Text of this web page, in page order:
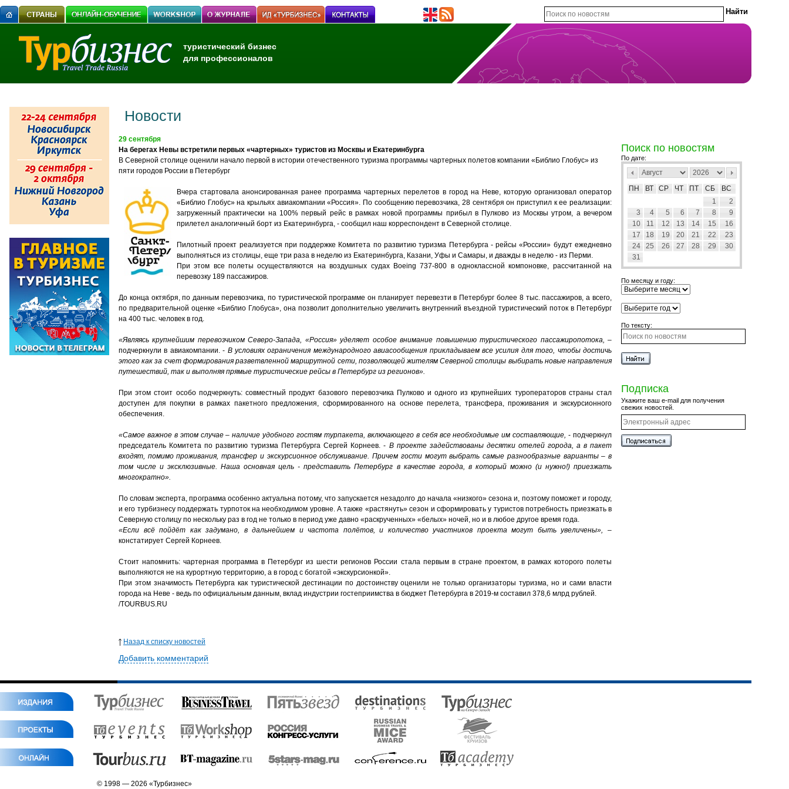
туристический бизнес
для профессионалов
Новости
29 сентября
На берегах Невы встретили первых «чартерных» туристов из Москвы и Екатеринбурга
В Северной столице оценили начало первой в истории отечественного туризма программы чартерных полетов компании «Библио Глобус» из
пяти городов России в Петербург
Вчера стартовала анонсированная ранее программа чартерных перелетов в город на Неве, которую организовал оператор
«Библио Глобус» на крыльях авиакомпании «Россия». По сообщению перевозчика, 28 сентября он приступил к ее реализации:
загруженный практически на 100% первый рейс в рамках новой программы прибыл в Пулково из Москвы утром, а вечером
прилетел аналогичный борт из Екатеринбурга, - сообщил наш корреспондент в Северной столице.
​Пилотный проект реализуется при поддержке Комитета по развитию туризма Петербурга - рейсы «России» будут ежедневно
выполняться из столицы, еще три раза в неделю из Екатеринбурга, Казани, Уфы и Самары, и дважды в неделю - из Перми.
При этом все полеты осуществляются на воздушных судах Boeing 737-800 в одноклассной компоновке, рассчитанной на
перевозку 189 пассажиров.
До конца октября, по данным перевозчика, по туристической программе он планирует перевезти в Петербург более 8 тыс. пассажиров, а всего,
по предварительной оценке «Библио Глобуса», она позволит дополнительно увеличить внутренний въездной туристический поток в Петербург
на 400 тыс. человек в год.
«Являясь крупнейшим перевозчиком Северо-Запада, «Россия» уделяет особое внимание повышению туристического пассажиропотока, –
подчеркнули в авиакомпании. - В условиях ограничения международного авиасообщения прикладываем все усилия для того, чтобы достичь
этого как за счет формирования разветвленной маршрутной сети, позволяющей жителям Северной столицы выбирать новые направления
путешествий, так и выполняя прямые туристические рейсы в Петербург из регионов».
При этом стоит особо подчеркнуть: совместный продукт базового перевозчика Пулково и одного из крупнейших туроператоров страны стал
доступен для покупки в рамках пакетного предложения, сформированного на основе перелета, трансфера, проживания и экскурсионного
обеспечения.
«Самое важное в этом случае – наличие удобного гостям турпакета, включающего в себя все необходимые им составляющие,- подчеркнул
председатель Комитета по развитию туризма Петербурга Сергей Корнеев. - В проекте задействованы десятки отелей города, а в пакет
входят, помимо проживания, трансфер и экскурсионное обслуживание. Причем гости могут выбрать самые разнообразные варианты – в
том числе и эксклюзивные. Наша основная цель - представить Петербург в качестве города, в который можно (и нужно!) приезжать
многократно».
По словам эксперта, программа особенно актуальна потому, что запускается незадолго до начала «низкого» сезона и, поэтому поможет и городу,
и его турбизнесу поддержать турпоток на необходимом уровне. А также «растянуть» сезон и сформировать у туристов потребность приезжать в
Северную столицу по нескольку раз в год не только в период уже давно «раскрученных» «белых» ночей, но и в любое другое время года.
«Если всё пойдёт как задумано, в дальнейшем и частота полётов, и количество участников проекта могут быть увеличены»,
–
констатирует Сергей Корнеев.
Стоит напомнить: чартерная программа в Петербург из шести регионов России стала первым в стране проектом, в рамках которого полеты
выполняются не на курортную территорию, а в город с богатой «экскурсионкой».
При этом значимость Петербурга как туристической дестинации по достоинству оценили не только организаторы туризма, но и сами власти
города на Неве - ведь по официальным данным, вклад индустрии гостеприимства в бюджет Петербурга в 2019-м составил 378,6 млрд рублей.
/TOURBUS.RU
Назад к списку новостей
Добавить комментарий
Поиск по новостям
По дате:
ПН ВТ СР ЧТ ПТ СБ
ВС
1
2
3
4 5 6 7 8
9
10
11 12 13 14 15
16
17
18 19 20 21 22
23
24
25 26 27 28 29
30
31
По месяцу и году:
По тексту:
Подписка
Укажите ваш e-mail для получения
свежих новостей.
© 1998 — 2026 «Турбизнес»